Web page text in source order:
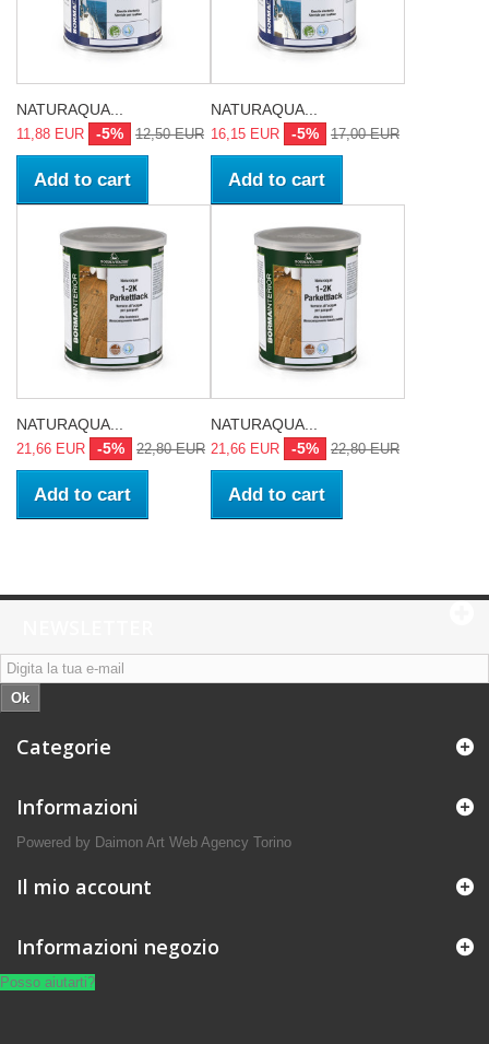
NATURAQUA...
11,88 EUR -5% 12,50 EUR
Add to cart
NATURAQUA...
16,15 EUR -5% 17,00 EUR
Add to cart
NATURAQUA...
21,66 EUR -5% 22,80 EUR
Add to cart
NATURAQUA...
21,66 EUR -5% 22,80 EUR
Add to cart
Ok
Categorie
Informazioni
Powered by Daimon Art Web Agency Torino
Il mio account
Informazioni negozio
Posso aiutarti?